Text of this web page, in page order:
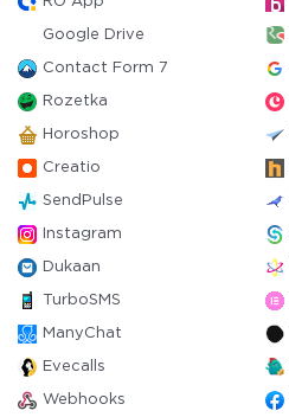
Google Drive
Contact Form 7
Rozetka
Horoshop
Creatio
SendPulse
Instagram
Dukaan
TurboSMS
ManyChat
Evecalls
Webhooks